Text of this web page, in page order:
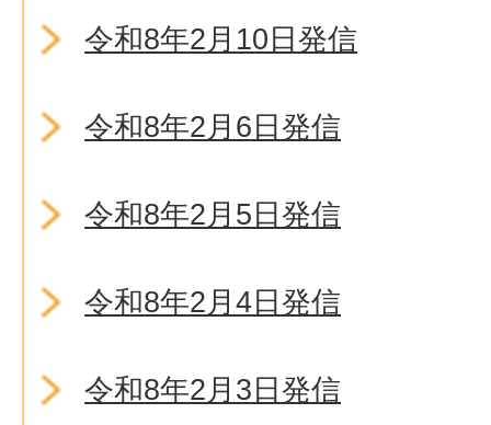
令和8年2月10日発信
令和8年2月6日発信
令和8年2月5日発信
令和8年2月4日発信
令和8年2月3日発信